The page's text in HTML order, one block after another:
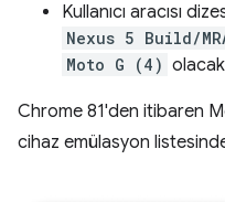
Kullanıcı aracısı
Nexus 5 Build/
Moto G (4)
Chrome 81'den itibaren
cihaz emülasyon